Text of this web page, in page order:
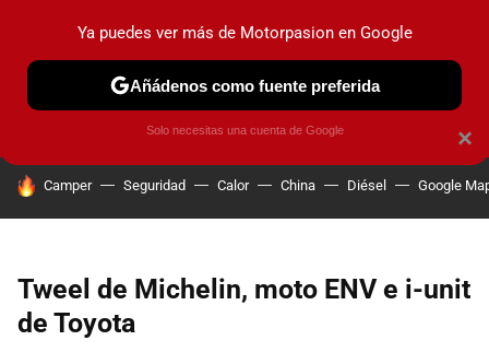
PRUEBAS COCHES ELÉCTRICOS OBSERVATORIO
HOY SE HABLA DE
Camper Seguridad Calor China Diésel Google
Tweel de Michelin, moto ENV e i-unit
de Toyota
×
Ya puedes ver más de Motorpasion en Google
Añádenos como fuente preferida
Solo necesitas una cuenta de Google